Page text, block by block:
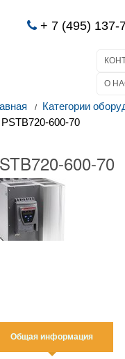
+ 7 (495) 137-
О
Категории
PSTB720-600-70
600-70
Общая информация